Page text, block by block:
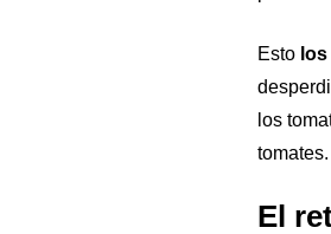
Esto
los
tomates.
El